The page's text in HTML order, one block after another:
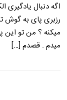
اگه دنبال
رزبری پای به گوش
میکنه ؟ من تو این
میدم . قصدم […]